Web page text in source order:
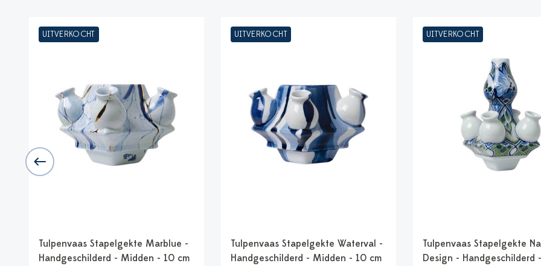
UITVERKOCHT
Tulpenvaas Stapelgekte Marblue -
Handgeschilderd - Midden - 10 cm
UITVERKOCHT
Tulpenvaas Stapelgekte Waterval -
Handgeschilderd - Midden - 10 cm
UITVERKOCHT
Tulpenvaas Stapelgekte
Design - Handgeschilderd